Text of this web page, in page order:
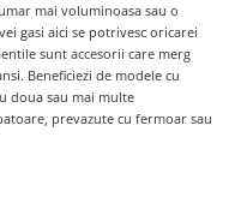
mai voluminoasa sau o
gasi aici se potrivesc oricarei
sunt accesorii care merg
Beneficiezi de modele cu
doua sau mai multe
prevazute cu fermoar sau